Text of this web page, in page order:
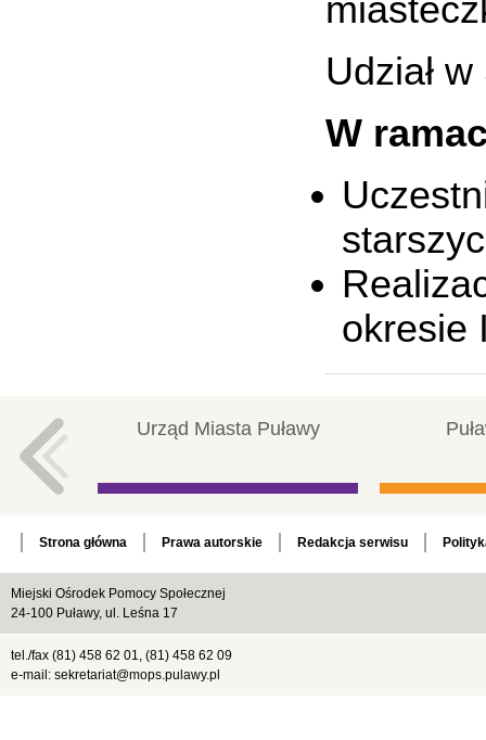
Udział
W
okresie
Urząd Miasta Puławy
Strona główna Prawa autorskie Redakcja serwisu
Miejski Ośrodek Pomocy Społecznej
24-100 Puławy, ul. Leśna 17
tel./fax (81) 458 62 01, (81) 458 62 09
e-mail: sekretariat@mops.pulawy.pl